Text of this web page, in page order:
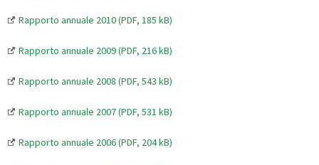
Rapporto annuale 2010 (PDF, 185 kB)
Rapporto annuale 2009 (PDF, 216 kB)
Rapporto annuale 2008 (PDF, 543 kB)
Rapporto annuale 2007 (PDF, 531 kB)
Rapporto annuale 2006 (PDF, 204 kB)